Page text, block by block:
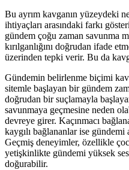
Bu ayrım kavganın yüzeydeki
ihtiyaçları arasındaki farkı
gündem çoğu zaman savunma
kırılganlığını doğrudan ifade
üzerinden tepki verir. Bu da
Gündemin belirlenme biçimi
sitemle başlayan bir gündem
doğrudan bir suçlamayla
savunmaya geçmesine neden
devreye girer. Kaçınmacı
kaygılı bağlananlar ise
Geçmiş deneyimler, özellikle
yetişkinlikte gündemi yüksek
doğurabilir.